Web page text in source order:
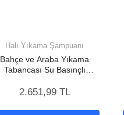
Halı Yıkama Şampuanı
Bahçe ve Araba Yıkama
Tabancası Su Basınçlı
2.651,99 TL